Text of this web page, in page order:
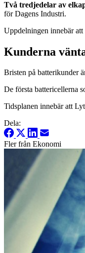
Två tredjedelar av
för Dagens Industri.
Uppdelningen innebär
Kunderna
Bristen på batterikunder
De första battericellerna
Tidsplanen innebär att
Dela:
Fler från Ekonomi